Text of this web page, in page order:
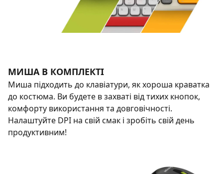
МИША В КОМПЛЕКТІ
Миша підходить до клавіатури, як хороша краватка
до костюма. Ви будете в захваті від тихих кнопок,
комфорту використання та довговічності.
Налаштуйте DPI на свій смак і зробіть свій день
продуктивним!